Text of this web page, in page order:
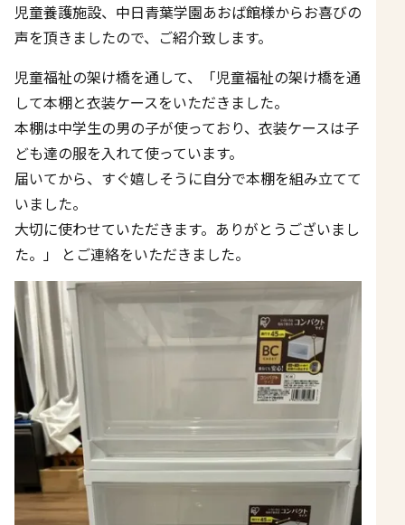
児童養護施設、中日青葉学園あおば館様からお喜びの
声を頂きましたので、ご紹介致します。
児童福祉の架け橋を通して、「児童福祉の架け橋を通
して本棚と衣装ケースをいただきました。
本棚は中学生の男の子が使っており、衣装ケースは子
ども達の服を入れて使っています。
届いてから、すぐ嬉しそうに自分で本棚を組み立てて
いました。
大切に使わせていただきます。ありがとうございまし
た。」 とご連絡をいただきました。